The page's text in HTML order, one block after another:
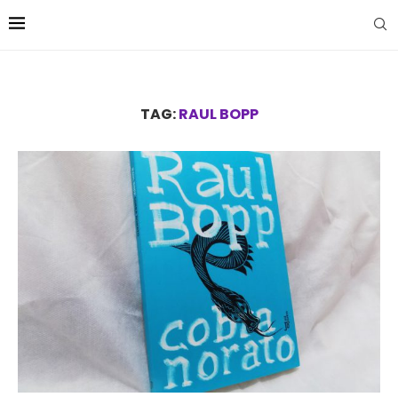
TAG:RAUL BOPP